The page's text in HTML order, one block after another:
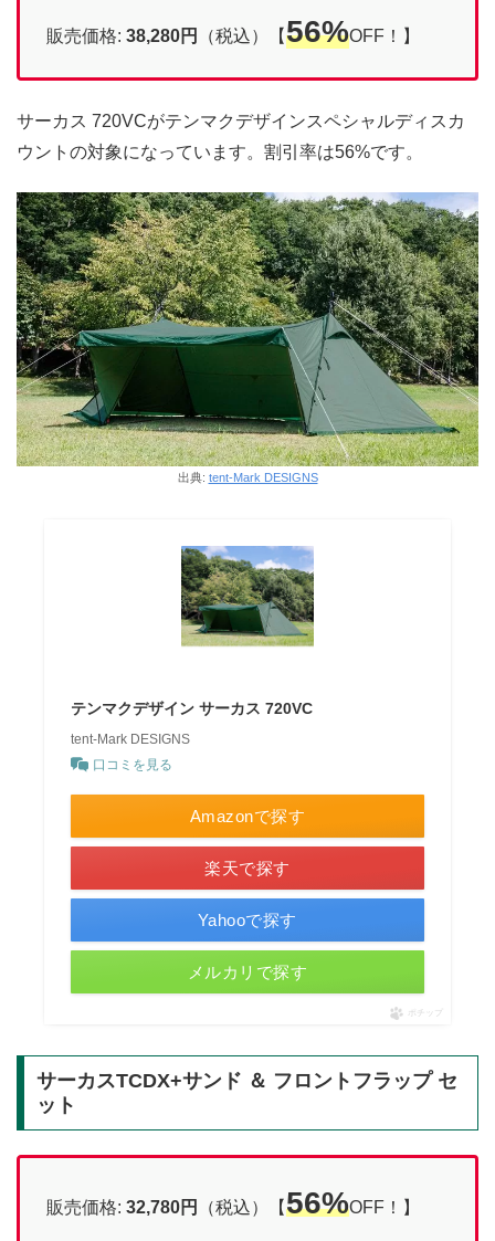
販売価格: 38,280円 （税込）【56%OFF！】
サーカス 720VCがテンマクデザインスペシャルディスカ
ウントの対象になっています。割引率は56%です。
出典: tent-Mark DESIGNS
テンマクデザイン サーカス 720VC
tent-Mark DESIGNS
口コミを見る
Amazonで探す
楽天で探す
Yahooで探す
メルカリで探す
ポチップ
サーカスTCDX+サンド ＆ フロントフラップ セ
ット
販売価格: 32,780円 （税込）【56%OFF！】